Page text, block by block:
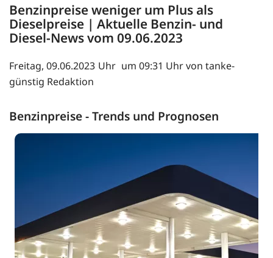
Benzinpreise weniger um Plus als
Dieselpreise | Aktuelle Benzin- und
Diesel-News vom 09.06.2023
Freitag, 09.06.2023
um 09:31 Uhr von tanke-
günstig Redaktion
Benzinpreise - Trends und Prognosen